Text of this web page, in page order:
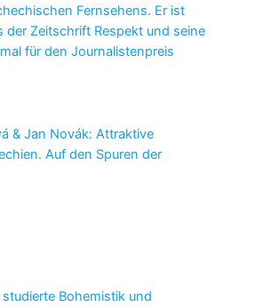
Fernsehens. Er ist
der Zeitschrift Respekt und seine
für den Journalistenpreis
& Jan Novák: Attraktive
Auf den Spuren der
Bohemistik und